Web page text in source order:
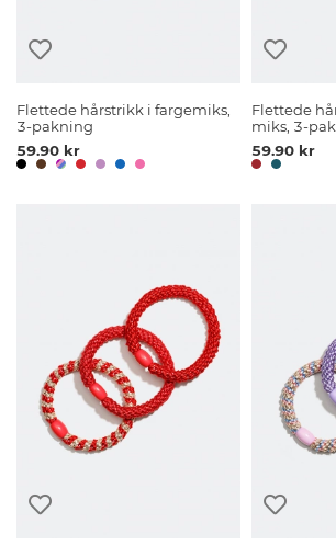
Flettede hårstrikk i fargemiks,
3-pakning
59.90 kr
Flettede
miks, 3-
59.90 kr